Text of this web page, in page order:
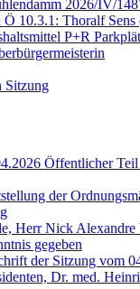
2026/IV/
10.3.1: Thoralf
P+R
Sitzung
Öffentlicher
der
Herr Nick
gegeben
der Sitzung vom
Dr. med.